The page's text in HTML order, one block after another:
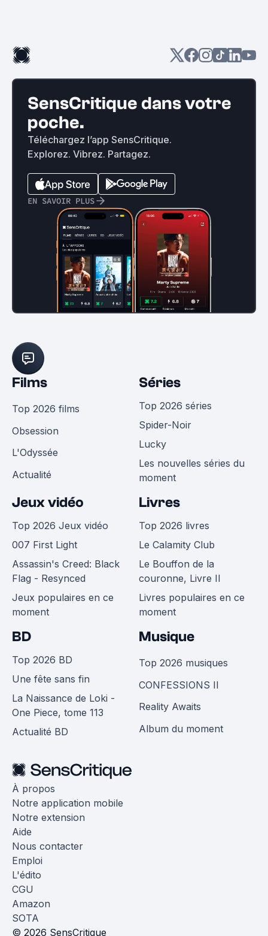
SensCritique dans votre
poche.
Téléchargez l’app SensCritique.
Explorez. Vibrez. Partagez.
EN SAVOIR PLUS
Films
Top 2026 films
Obsession
L'Odyssée
Actualité
Séries
Top 2026 séries
Spider-Noir
Lucky
Les nouvelles séries du
moment
Jeux vidéo
Top 2026 Jeux vidéo
007 First Light
Assassin's Creed: Black
Flag - Resynced
Jeux populaires en ce
moment
Livres
Top 2026 livres
Le Calamity Club
Le Bouffon de la
couronne, Livre II
Livres populaires en ce
moment
BD
Top 2026 BD
Une fête sans fin
La Naissance de Loki -
One Piece, tome 113
Actualité BD
Musique
Top 2026 musiques
CONFESSIONS II
Reality Awaits
Album du moment
À propos
Notre application mobile
Notre extension
Aide
Nous contacter
Emploi
L'édito
CGU
Amazon
SOTA
© 2026 SensCritique